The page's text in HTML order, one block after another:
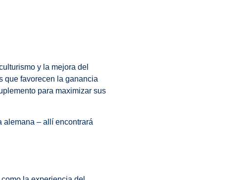
y la mejora del
que favorecen la ganancia
para maximizar sus
alemana – allí encontrará